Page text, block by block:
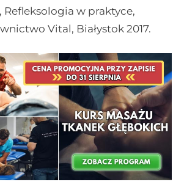
Refleksologia w praktyce,
Vital, Białystok 2017.